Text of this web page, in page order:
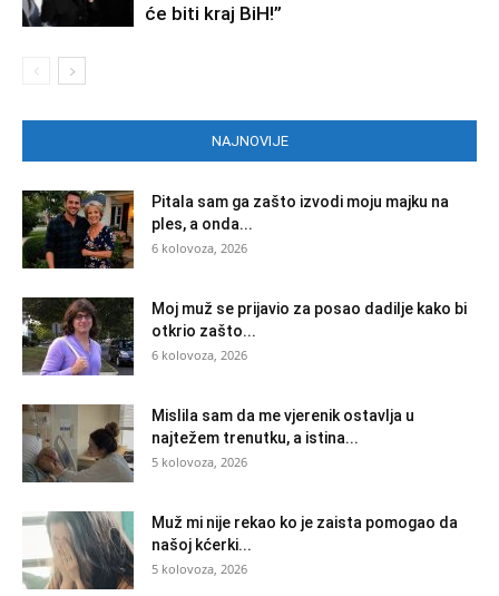
će biti kraj BiH!”
NAJNOVIJE
Pitala sam ga zašto izvodi moju majku na
ples, a onda...
6 kolovoza, 2026
Moj muž se prijavio za posao dadilje kako bi
otkrio zašto...
6 kolovoza, 2026
Mislila sam da me vjerenik ostavlja u
najtežem trenutku, a istina...
5 kolovoza, 2026
Muž mi nije rekao ko je zaista pomogao da
našoj kćerki...
5 kolovoza, 2026